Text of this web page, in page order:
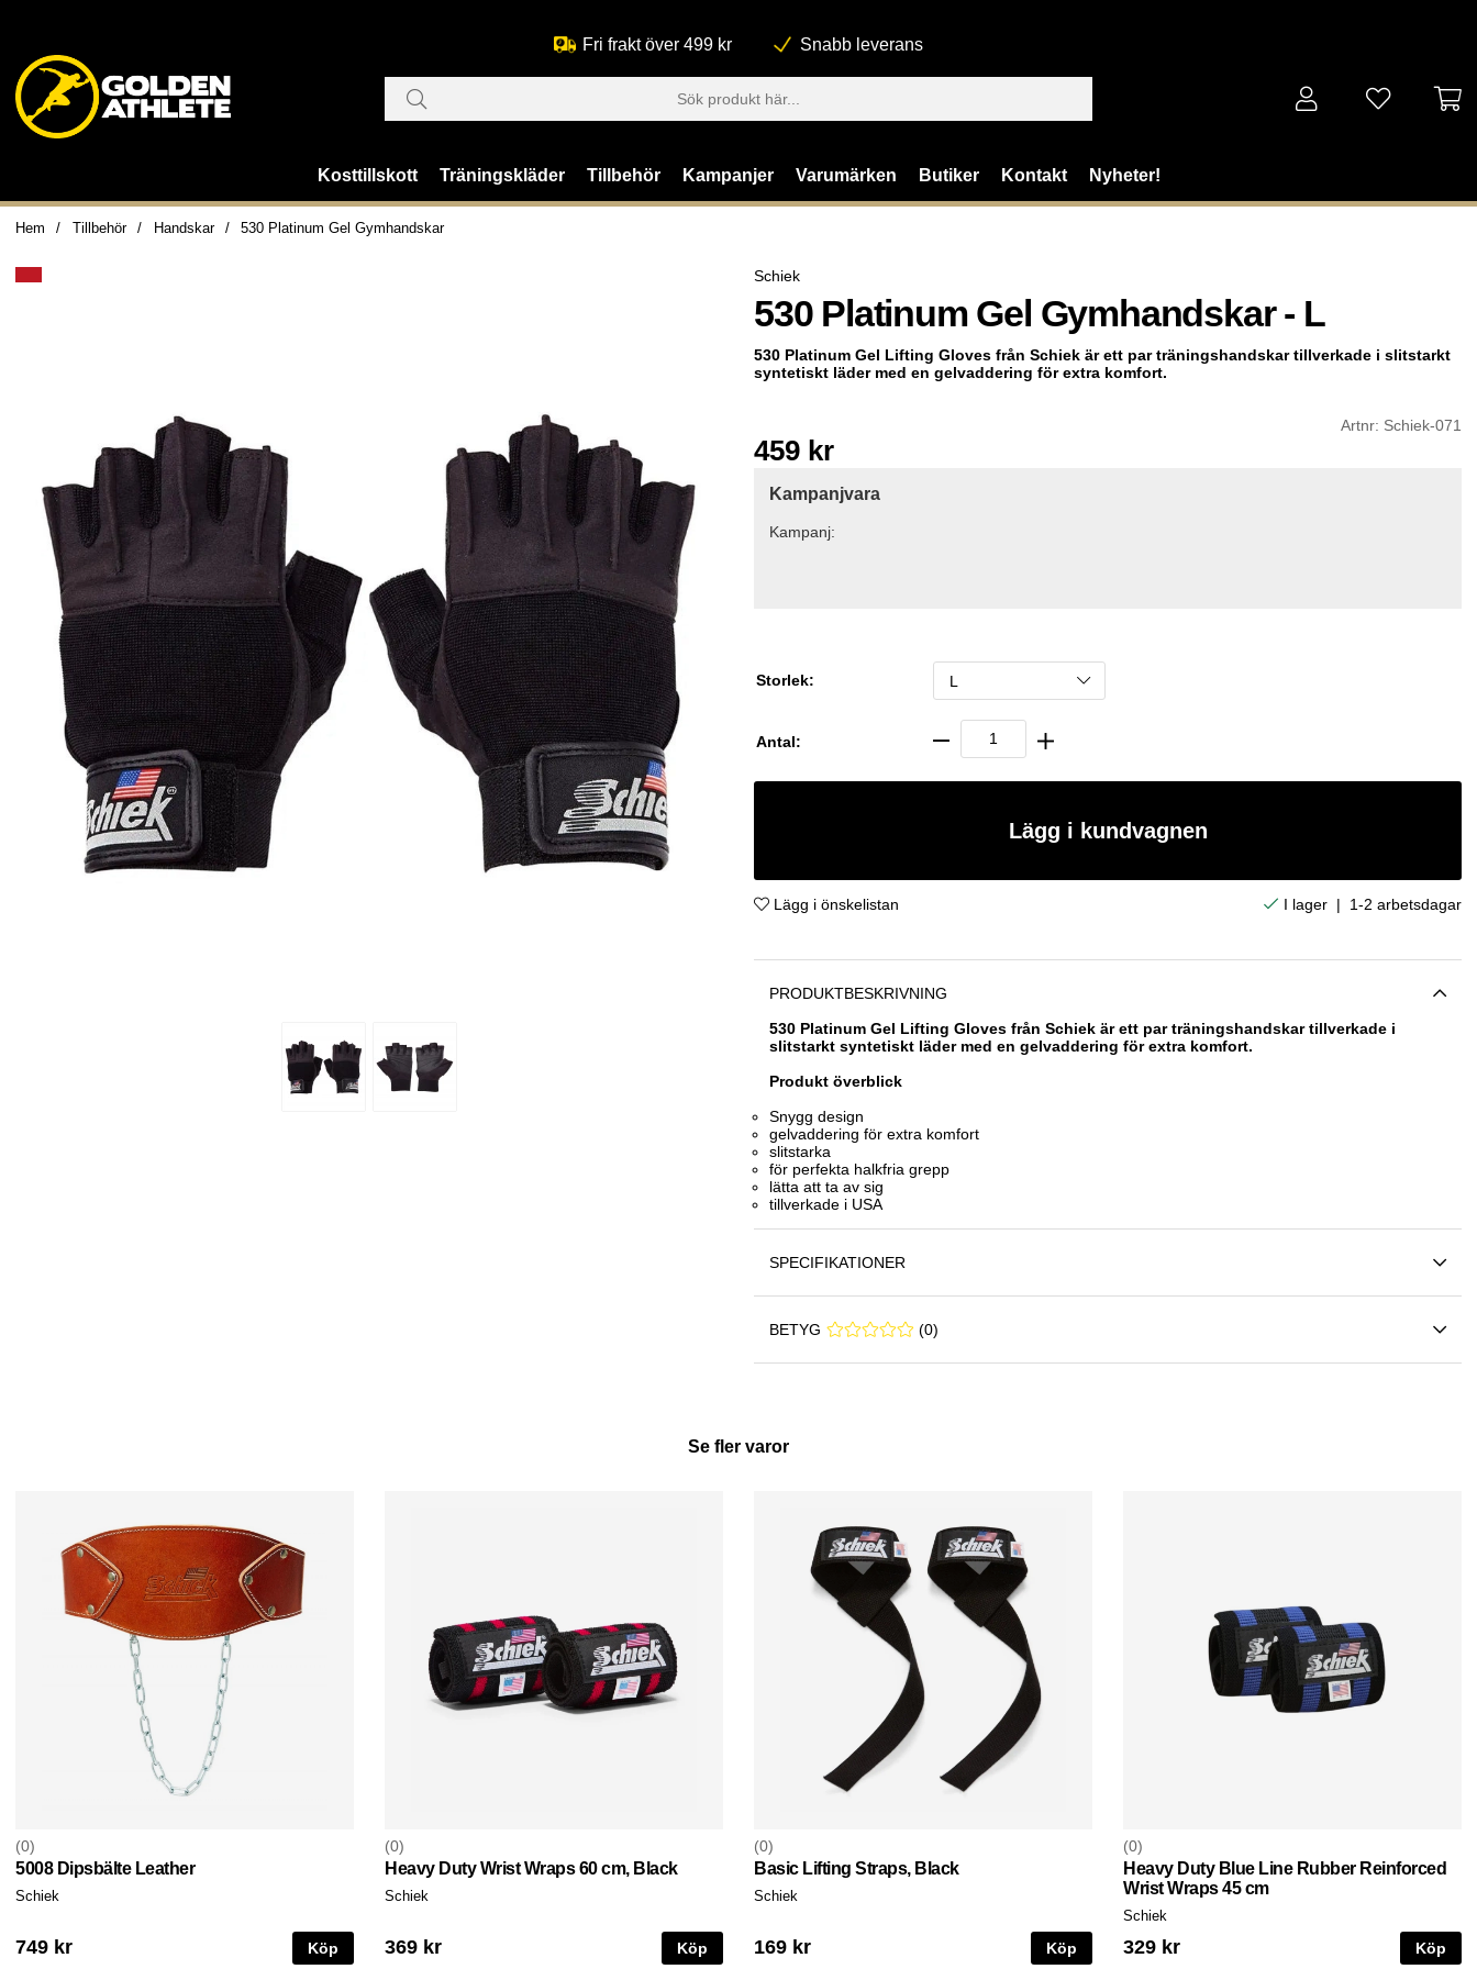
Fri frakt över 499 kr Snabb leverans
Kosttillskott Träningskläder Tillbehör Kampanjer Varumärken Butiker Kontakt Nyheter!
Hem Tillbehör Handskar 530 Platinum Gel Gymhandskar
Schiek
530 Platinum Gel Gymhandskar - L
530 Platinum Gel Lifting Gloves från Schiek ärett par träningshandskar tillverkade i slitstarkt
syntetiskt läder med en gelvaddering för extra komfort.
Artnr: Schiek-071
459 kr
Kampanjvara
Kampanj:
Storlek:
Antal:
Lägg i kundvagnen
Lägg i önskelistan | 1-2 arbetsdagar
PRODUKTBESKRIVNING
530 Platinum Gel Lifting Gloves från Schiek ärett par träningshandskar tillverkade i
slitstarkt syntetiskt läder med en gelvaddering för extra komfort.
Produkt överblick
Snygg design
gelvaddering för extra komfort
slitstarka
för perfekta halkfria grepp
lätta att ta av sig
tillverkade i USA
SPECIFIKATIONER
BETYG 0 0 (0)
Se fler varor
0
5008 Dipsbälte Leather
Schiek
749 kr Köp
0
Heavy Duty Wrist Wraps 60 cm, Black
Schiek
369 kr Köp
0
Basic Lifting Straps, Black
Schiek
169 kr Köp
0
Heavy Duty Blue Line Rubber Reinforced
Wrist Wraps 45 cm
Schiek
329 kr Köp